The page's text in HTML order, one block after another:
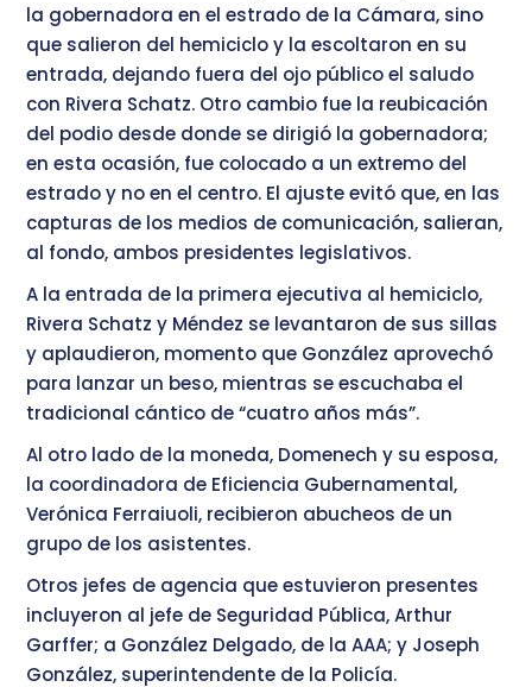
la gobernadora en el estrado de la Cámara, sino
que salieron del hemiciclo y la escoltaron en su
entrada, dejando fuera del ojo público el saludo
con Rivera Schatz. Otro cambio fue la reubicación
del podio desde donde se dirigió la gobernadora;
en esta ocasión, fue colocado a un extremo del
estrado y no en el centro. El ajuste evitó que, en las
capturas de los medios de comunicación, salieran,
al fondo, ambos presidentes legislativos.
A la entrada de la primera ejecutiva al hemiciclo,
Rivera Schatz y Méndez se levantaron de sus sillas
y aplaudieron, momento que González aprovechó
para lanzar un beso, mientras se escuchaba el
tradicional cántico de “cuatro años más”.
Al otro lado de la moneda, Domenech y su esposa,
la coordinadora de Eficiencia Gubernamental,
Verónica Ferraiuoli, recibieron abucheos de un
grupo de los asistentes.
Otros jefes de agencia que estuvieron presentes
incluyeron al jefe de Seguridad Pública, Arthur
Garffer; a González Delgado, de la AAA; y Joseph
González, superintendente de la Policía.